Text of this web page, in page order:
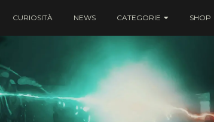
CURIOSITÀ NEWS CATEGORIE SHOP